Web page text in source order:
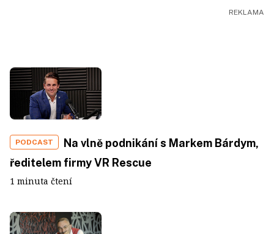
PODCAST
Na vlně podnikání s Markem Bárdym,
ředitelem firmy VR Rescue
1 minuta čtení